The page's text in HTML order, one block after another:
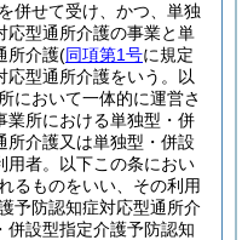
併せて受け、かつ、単独
応型通所介護の事業と単
所介護(同項第1号に規定
型通所介護をいう。以
において一体的に運営さ
業所における単独型・併
所介護又は単独型・併設
用者。以下この条におい
るものをいい、その利用
予防認知症対応型通所介
併設型指定介護予防認知